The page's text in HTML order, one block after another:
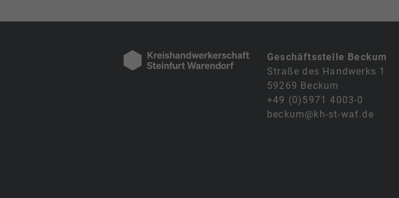
Geschäftsstelle Beckum
Straße des Handwerks 1
59269 Beckum
+49 (0)5971 4003-0
beckum@kh-st-waf.de